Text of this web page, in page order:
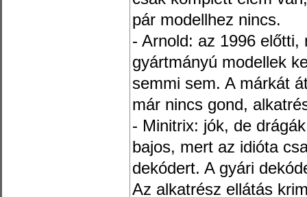
pár modellhez nincs.
- Arnold: az 1996
gyártmányú modellek
semmi sem. A márkát
már nincs gond,
- Minitrix: jók, de
bajos, mert az idióta
dekódert. A gyári
Az alkatrész ellátás